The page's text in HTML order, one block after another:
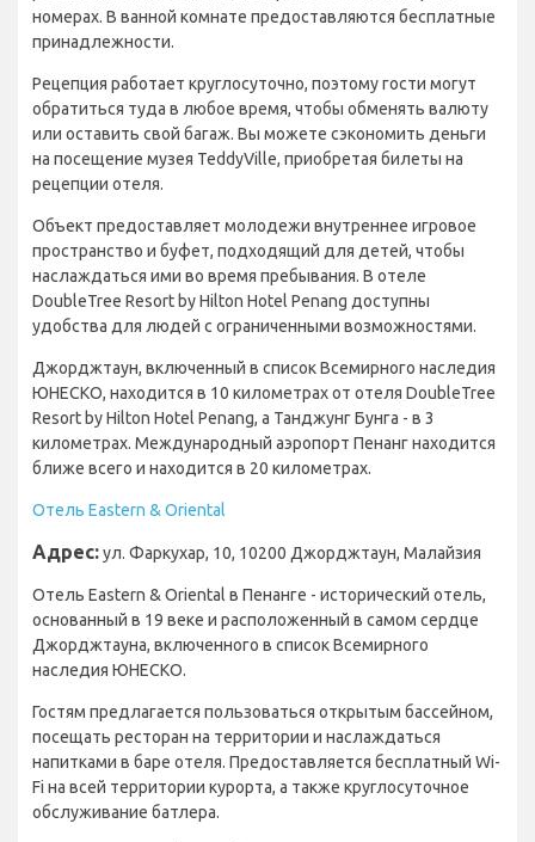
номерах. В ванной комнате предоставляются бесплатные
принадлежности.
Рецепция работает круглосуточно, поэтому гости могут
обратиться туда в любое время, чтобы обменять валюту
или оставить свой багаж. Вы можете сэкономить деньги
на посещение музея TeddyVille, приобретая билеты на
рецепции отеля.
Объект предоставляет молодежи внутреннее игровое
пространство и буфет, подходящий для детей, чтобы
наслаждаться ими во время пребывания. В отеле
DoubleTree Resort by Hilton Hotel Penang доступны
удобства для людей с ограниченными возможностями.
Джорджтаун, включенный в список Всемирного наследия
ЮНЕСКО, находится в 10 километрах от отеля DoubleTree
Resort by Hilton Hotel Penang, а Танджунг Бунга - в 3
километрах. Международный аэропорт Пенанг находится
ближе всего и находится в 20 километрах.
Отель Eastern & Oriental
Адрес:ул. Фаркухар, 10, 10200 Джорджтаун, Малайзия
Отель Eastern & Oriental в Пенанге - исторический отель,
основанный в 19 веке и расположенный в самом сердце
Джорджтауна, включенного в список Всемирного
наследия ЮНЕСКО.
Гостям предлагается пользоваться открытым бассейном,
посещать ресторан на территории и наслаждаться
напитками в баре отеля. Предоставляется бесплатный Wi-
Fi на всей территории курорта, а также круглосуточное
обслуживание батлера.